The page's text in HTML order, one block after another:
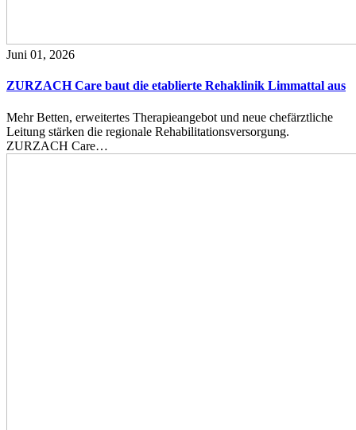
Juni 01, 2026
ZURZACH Care baut die etablierte Rehaklinik Limmattal aus
Mehr Betten, erweitertes Therapieangebot und neue chefärztliche
Leitung stärken die regionale Rehabilitationsversorgung.
ZURZACH Care…